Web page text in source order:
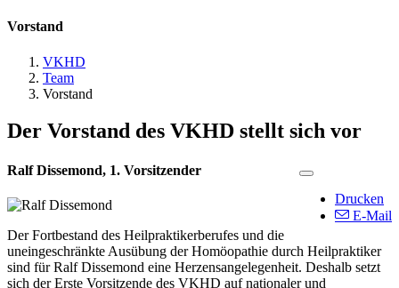
Vorstand
VKHD
Team
Vorstand
Der Vorstand des VKHD stellt sich vor
Drucken
E-Mail
Ralf Dissemond, 1. Vorsitzender
Der Fortbestand des Heilpraktikerberufes und die
uneingeschränkte Ausübung der Homöopathie durch Heilpraktiker
sind für Ralf Dissemond eine Herzensangelegenheit. Deshalb setzt
sich der Erste Vorsitzende des VKHD auf nationaler und